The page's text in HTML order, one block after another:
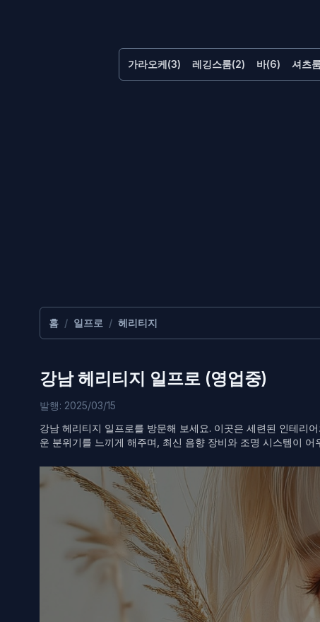
가라오케(3) 레깅스룸(2) 바(6) 셔츠
홈 / 일프로 / 헤리티지
강남 헤리티지 일프로 (영업중)
발행: 2025/03/15
강남 헤리티지 일프로를 방문해 보세요. 이곳은 세련된 인테리
운 분위기를 느끼게 해주며, 최신 음향 장비와 조명 시스템이